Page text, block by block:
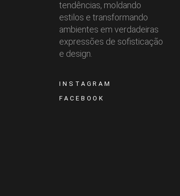
tendências, moldando
estilos e transformando
ambientes em verdadeiras
expressões de sofisticação
e design.
INSTAGRAM
FACEBOOK